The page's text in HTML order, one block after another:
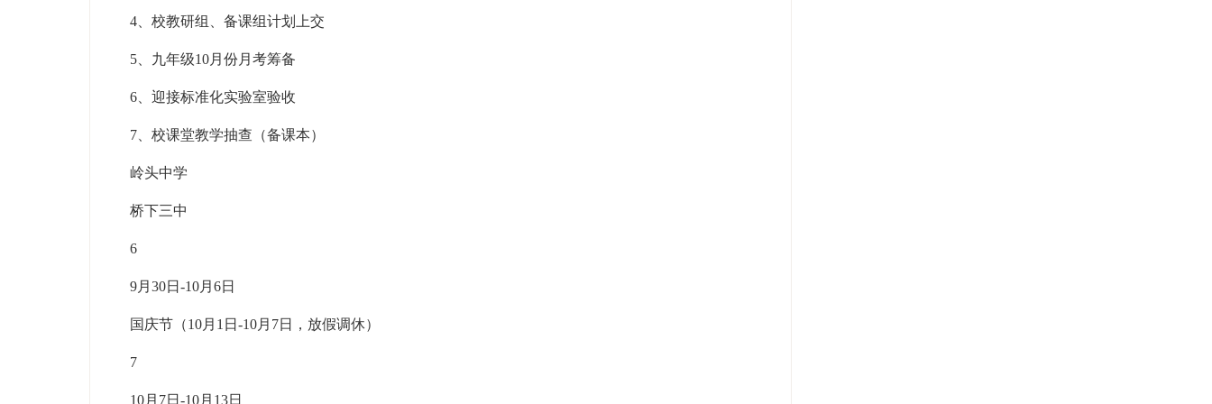
4、校教研组、备课组计划上交
5、九年级10月份月考筹备
6、迎接标准化实验室验收
7、校课堂教学抽查（备课本）
岭头中学
桥下三中
6
9月30日-10月6日
国庆节（10月1日-10月7日，放假调休）
7
10月7日-10月13日